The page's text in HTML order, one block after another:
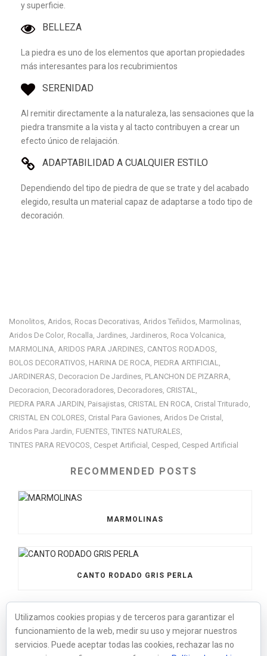
y superficie.
BELLEZA
La piedra es uno de los elementos que aportan propiedades
más interesantes para los recubrimientos
SERENIDAD
Al remitir directamente a la naturaleza, las sensaciones que la
piedra transmite a la vista y al tacto contribuyen a crear un
efecto único de relajación.
ADAPTABILIDAD A CUALQUIER ESTILO
Dependiendo del tipo de piedra de que se trate y del acabado
elegido, resulta un material capaz de adaptarse a todo tipo de
decoración.
Monolitos, Aridos, Rocas Decorativas, Aridos Teñidos, Marmolinas,
Aridos De Color, Rocalla, Jardines, Jardineros, Roca Volcanica,
MARMOLINA, ARIDOS PARA JARDINES, CANTOS RODADOS,
BOLOS DECORATIVOS, HARINA DE ROCA, PIEDRA ARTIFICIAL,
JARDINERAS, Decoracion De Jardines, PLANCHON DE PIZARRA,
Decoracion, Decoradoradores, Decoradores, CRISTAL,
PIEDRA PARA JARDIN, Paisajistas, CRISTAL EN ROCA, Cristal Triturado,
CRISTAL EN COLORES, Cristal Para Gaviones, Aridos De Cristal ,
Aridos Para Jardin, FUENTES, TINTES NATURALES,
TINTES PARA REVOCOS, Cespet Artificial , Cesped , Cesped Artificial
RECOMMENDED POSTS
MARMOLINAS
CANTO RODADO GRIS PERLA
BOLOS XXL NEGRO
Utilizamos cookies propias y de terceros para garantizar el
funcionamiento de la web, medir su uso y mejorar nuestros
servicios. Puede aceptar todas las cookies, rechazar las no